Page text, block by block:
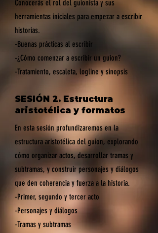
​Conocerás el rol del guionista y sus
herramientas iniciales para empezar a escribir
historias.
-Buenas prácticas al escribir
-¿Cómo comenzar a escribir un guion?
-Tratamiento, escaleta, logline y sinopsis
SESIÓN 2. Estructura
aristotélica y formatos
​En esta sesión profundizaremos en la
estructura aristotélica del guion, explorando
cómo organizar actos, desarrollar tramas y
subtramas, y construir personajes y diálogos
que den coherencia y fuerza a la historia.
-Primer, segundo y tercer acto
-Personajes y diálogos
-Tramas y subtramas